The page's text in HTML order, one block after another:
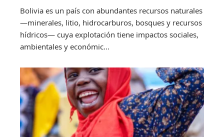
Bolivia es un país con abundantes recursos naturales
—minerales, litio, hidrocarburos, bosques y recursos
hídricos— cuya explotación tiene impactos sociales,
ambientales y económic...